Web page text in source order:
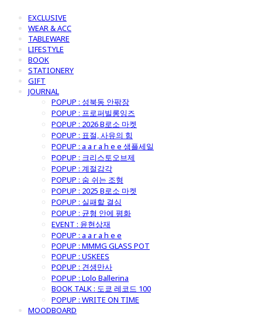
EXCLUSIVE
WEAR & ACC
TABLEWARE
LIFESTYLE
BOOK
STATIONERY
GIFT
JOURNAL
POPUP : 성북동 안팎장
POPUP : 프로퍼빌롱잉즈
POPUP : 2026 B로소 마켓
POPUP : 표절, 사유의 힘
POPUP : a a r a h e e 샘플세일
POPUP : 크리스토오브제
POPUP : 계절감각
POPUP : 숨 쉬는 조형
POPUP : 2025 B로소 마켓
POPUP : 실패할 결심
POPUP : 균형 안에 평화
EVENT : 윤현상재
POPUP : a a r a h e e
POPUP : MMMG GLASS POT
POPUP : USKEES
POPUP : 견생만사
POPUP : Lolo Ballerina
BOOK TALK : 도쿄 레코드 100
POPUP : WRITE ON TIME
MOODBOARD